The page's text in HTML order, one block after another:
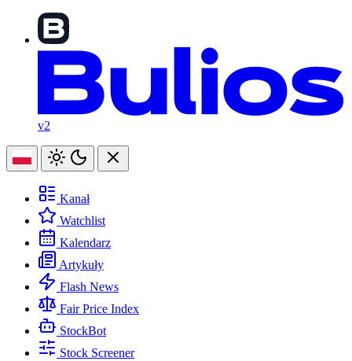
v2
Kanał
Watchlist
Kalendarz
Artykuły
Flash News
Fair Price Index
StockBot
Stock Screener